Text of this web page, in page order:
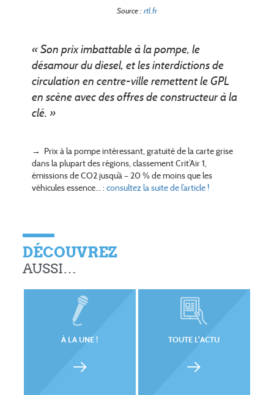
Source : rtl.fr
« Son prix imbattable à la pompe, le
désamour du diesel, et les interdictions de
circulation en centre-ville remettent le GPL
en scène avec des offres de constructeur à la
clé. »
→ Prix à la pompe intéressant, gratuité de la carte grise
dans la plupart des régions, classement Crit’Air 1,
émissions de CO2 jusqu’à – 20 % de moins que les
véhicules essence… :consultez la suite de l’article !
DÉCOUVREZ
AUSSI…
À LA UNE ! TOUTE L'ACTU